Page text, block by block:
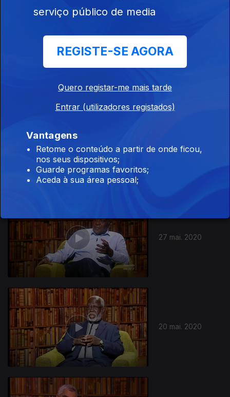
10 jun. 2020
03 jun. 2020
27 mai. 2020
20 mai. 2020
serviço público de media
REGISTE-SE AGORA
Quero registar-me mais tarde
Entrar (utilizadores registados)
Vantagens
Retome o conteúdo a partir de onde ficou,
nos seus dispositivos;
Guarde programas favoritos;
Aceda à sua área pessoal;